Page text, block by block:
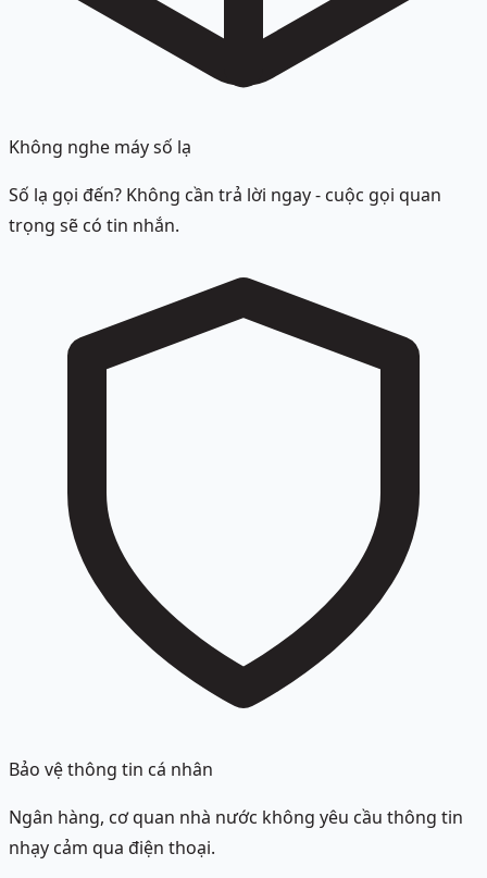
Không nghe máy số lạ
Số lạ gọi đến? Không cần trả lời ngay - cuộc gọi quan
trọng sẽ có tin nhắn.
Bảo vệ thông tin cá nhân
Ngân hàng, cơ quan nhà nước không yêu cầu thông tin
nhạy cảm qua điện thoại.